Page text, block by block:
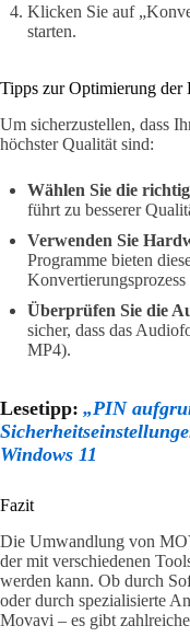
Klicken Sie auf
starten.
Tipps zur Optimierung der
Um sicherzustellen, dass
höchster Qualität sind:
Wählen Sie die
führt zu besserer
Verwenden Sie
Programme bieten
Überprüfen Sie die
sicher, dass das
MP4).
Lesetipp: „PIN
Windows 11
Fazit
Die Umwandlung von
der mit verschiedenen
werden kann. Ob durch
oder durch spezialisierte
Movavi – es gibt